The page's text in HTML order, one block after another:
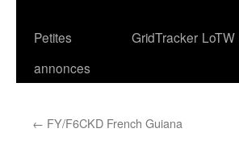
Petites
annonces
GridTracker LoTW
← FY/F6CKD French Guiana